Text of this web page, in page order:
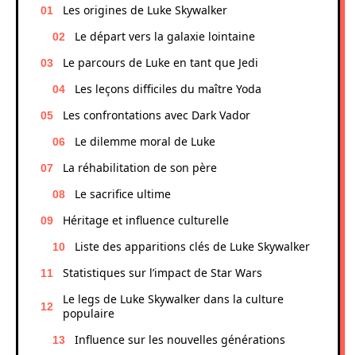
Les origines de Luke Skywalker
Le départ vers la galaxie lointaine
Le parcours de Luke en tant que Jedi
Les leçons difficiles du maître Yoda
Les confrontations avec Dark Vador
Le dilemme moral de Luke
La réhabilitation de son père
Le sacrifice ultime
Héritage et influence culturelle
Liste des apparitions clés de Luke Skywalker
Statistiques sur l’impact de Star Wars
Le legs de Luke Skywalker dans la culture
populaire
Influence sur les nouvelles générations